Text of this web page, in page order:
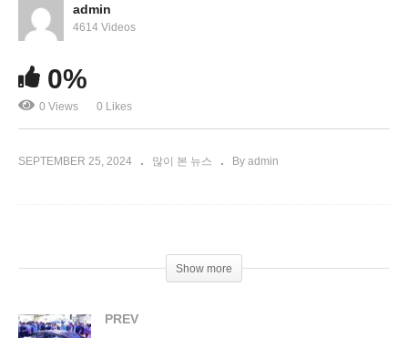
주택 모기지 이자율 하락세로 재융자 붐 ‘재융자 신
청서 20% 급증’
admin
4614 Videos
0%
0 Views 0 Likes
SEPTEMBER 25, 2024 많이 본 뉴스 By admin
Show more
PREV